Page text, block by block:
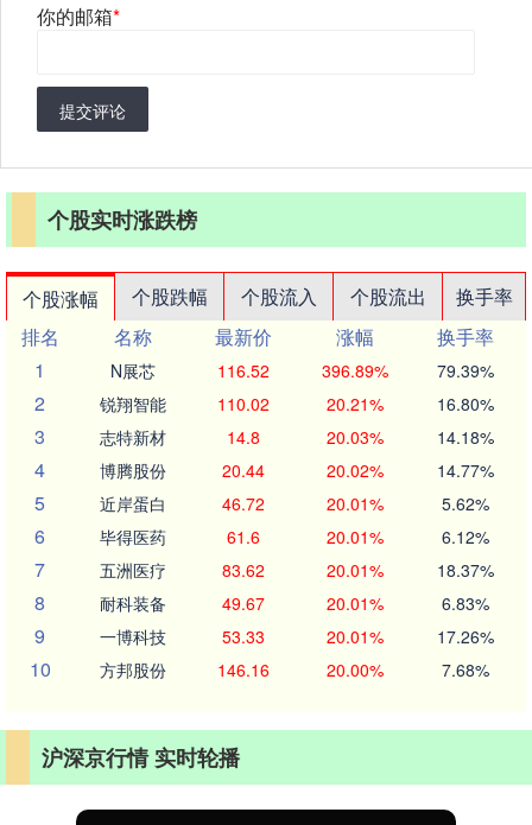
你的邮箱*
提交评论
个股实时涨跌榜
个股涨幅 个股跌幅 个股流入 个股流出
换手率
排名
名称 最新价 涨幅
换手率
1
N展芯 116.52 396.89% 79.39%
2 锐翔智能 110.02 20.21% 16.80%
3 志特新材 14.8 20.03% 14.18%
4 博腾股份 20.44 20.02% 14.77%
5 近岸蛋白 46.72 20.01% 5.62%
6 毕得医药 61.6 20.01% 6.12%
7 五洲医疗 83.62 20.01% 18.37%
8 耐科装备 49.67 20.01% 6.83%
9 一博科技 53.33 20.01% 17.26%
10 方邦股份 146.16 20.00% 7.68%
沪深京行情 实时轮播